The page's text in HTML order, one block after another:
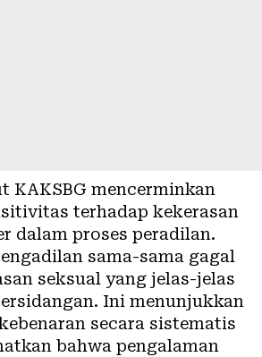
KAKSBG mencerminkan
terhadap kekerasan
dalam proses peradilan.
sama-sama gagal
seksual yang jelas-jelas
Ini menunjukkan
secara sistematis
bahwa pengalaman